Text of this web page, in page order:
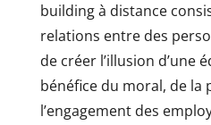
building à distance
relations entre des
de créer l’illusion d’une
bénéfice du moral, de la
l’engagement des